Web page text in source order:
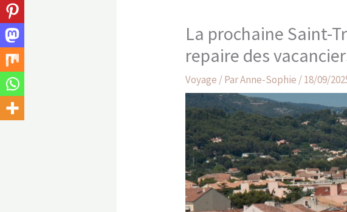
La prochaine Saint-
repaire des
Voyage / ParAnne-Sophie /18/09/